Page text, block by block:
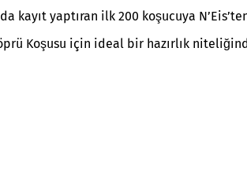
kayıt yaptıran ilk 200 koşucuya
Koşusu için ideal bir hazırlık